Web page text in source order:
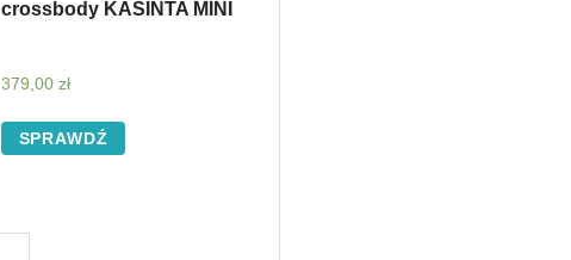
crossbody KASINTA MINI
379,00zł
SPRAWDŹ